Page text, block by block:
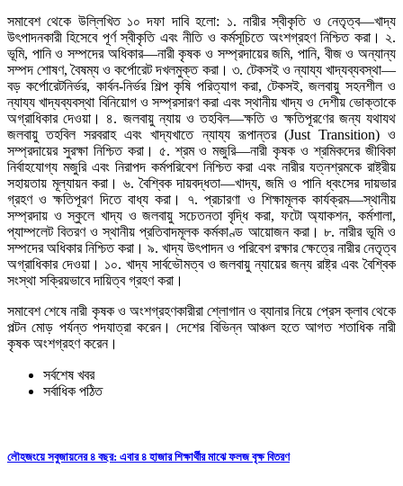
সমাবেশ থেকে উল্লিখিত ১০ দফা দাবি হলো: ১. নারীর স্বীকৃতি ও নেতৃত্ব—খাদ্য
উৎপাদনকারী হিসেবে পূর্ণ স্বীকৃতি এবং নীতি ও কর্মসূচিতে অংশগ্রহণ নিশ্চিত করা। ২.
ভূমি, পানি ও সম্পদের অধিকার—নারী কৃষক ও সম্প্রদায়ের জমি, পানি, বীজ ও অন্যান্য
সম্পদ শোষণ, বৈষম্য ও কর্পোরেট দখলমুক্ত করা। ৩. টেকসই ও ন্যায্য খাদ্যব্যবস্থা—
বড় কর্পোরেটনির্ভর, কার্বন-নির্ভর শিল্প কৃষি পরিত্যাগ করা, টেকসই, জলবায়ু সহনশীল ও
ন্যায্য খাদ্যব্যবস্থা বিনিয়োগ ও সম্প্রসারণ করা এবং স্থানীয় খাদ্য ও দেশীয় ভোক্তাকে
অগ্রাধিকার দেওয়া। ৪. জলবায়ু ন্যায় ও তহবিল—ক্ষতি ও ক্ষতিপূরণের জন্য যথাযথ
জলবায়ু তহবিল সরবরাহ এবং খাদ্যখাতে ন্যায্য রূপান্তর (Just Transition) ও
সম্প্রদায়ের সুরক্ষা নিশ্চিত করা। ৫. শ্রম ও মজুরি—নারী কৃষক ও শ্রমিকদের জীবিকা
নির্বাহযোগ্য মজুরি এবং নিরাপদ কর্মপরিবেশ নিশ্চিত করা এবং নারীর যত্নশ্রমকে রাষ্ট্রীয়
সহায়তায় মূল্যায়ন করা। ৬. বৈশ্বিক দায়বদ্ধতা—খাদ্য, জমি ও পানি ধ্বংসের দায়ভার
গ্রহণ ও ক্ষতিপূরণ দিতে বাধ্য করা। ৭. প্রচারণা ও শিক্ষামূলক কার্যক্রম—স্থানীয়
সম্প্রদায় ও স্কুলে খাদ্য ও জলবায়ু সচেতনতা বৃদ্ধি করা, ফটো অ্যাকশন, কর্মশালা,
প্যাম্পলেট বিতরণ ও স্থানীয় প্রতিবাদমূলক কর্মকাণ্ড আয়োজন করা। ৮. নারীর ভূমি ও
সম্পদের অধিকার নিশ্চিত করা। ৯. খাদ্য উৎপাদন ও পরিবেশ রক্ষার ক্ষেত্রে নারীর নেতৃত্ব
অগ্রাধিকার দেওয়া। ১০. খাদ্য সার্বভৌমত্ব ও জলবায়ু ন্যায়ের জন্য রাষ্ট্র এবং বৈশ্বিক
সংস্থা সক্রিয়ভাবে দায়িত্ব গ্রহণ করা।
সমাবেশ শেষে নারী কৃষক ও অংশগ্রহণকারীরা শ্লোগান ও ব্যানার নিয়ে প্রেস ক্লাব থেকে
পল্টন মোড় পর্যন্ত পদযাত্রা করেন। দেশের বিভিন্ন আঞ্চল হতে আগত শতাধিক নারী
কৃষক অংশগ্রহণ করেন।
সর্বশেষ খবর
সর্বাধিক পঠিত
লৌহজংয়ে সবুজায়নের ৪ বছর: এবার ৪ হাজার শিক্ষার্থীর মাঝে ফলজ বৃক্ষ বিতরণ